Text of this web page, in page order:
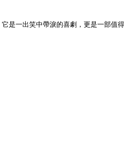
是一出笑中帶淚的喜劇，更是一部值